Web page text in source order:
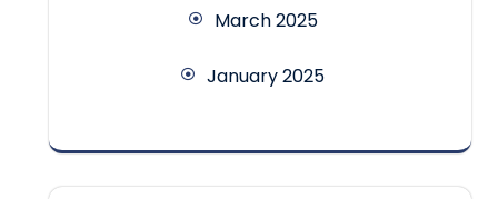
March 2025
January 2025